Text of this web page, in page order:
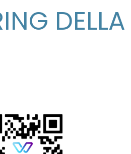
DELLA